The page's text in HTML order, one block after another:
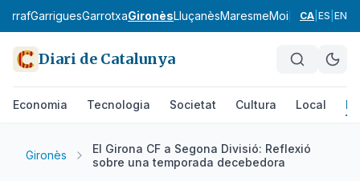
GarriguesGarrotxaGironèsLluçanèsMaresmeMoianès Montsià
CA ES EN
Diari de Catalunya
Economia Tecnologia Societat Cultura Local
Gironès
El Girona CF a Segona Divisió: Reflexió
sobre una temporada decebedora